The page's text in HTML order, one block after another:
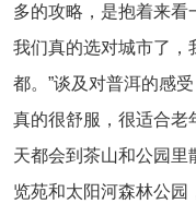
多的攻略，是抱着来看
我们真的选对城市了，
都。”谈及对普洱的感
真的很舒服，很适合老
天都会到茶山和公园里
览苑和太阳河森林公园